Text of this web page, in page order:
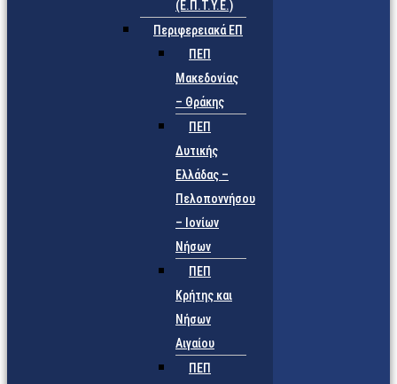
(Ε.Π.Τ.Υ.Ε.)
Περιφερειακά ΕΠ
ΠΕΠ
Μακεδονίας
– Θράκης
ΠΕΠ
Δυτικής
Ελλάδας –
Πελοποννήσου
– Ιονίων
Νήσων
ΠΕΠ
Κρήτης και
Νήσων
Αιγαίου
ΠΕΠ